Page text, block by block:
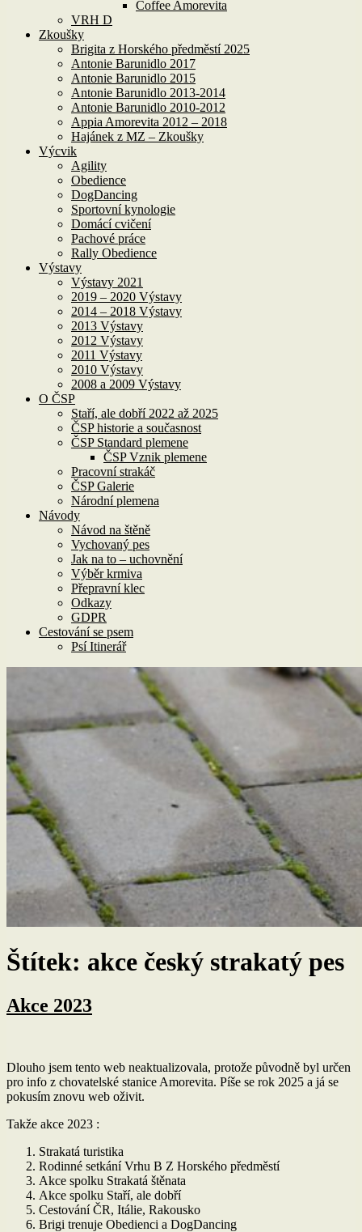
Coffee Amorevita
VRH D
Zkoušky
Brigita z Horského předměstí 2025
Antonie Barunidlo 2017
Antonie Barunidlo 2015
Antonie Barunidlo 2013-2014
Antonie Barunidlo 2010-2012
Appia Amorevita 2012 – 2018
Hajánek z MZ – Zkoušky
Výcvik
Agility
Obedience
DogDancing
Sportovní kynologie
Domácí cvičení
Pachové práce
Rally Obedience
Výstavy
Výstavy 2021
2019 – 2020 Výstavy
2014 – 2018 Výstavy
2013 Výstavy
2012 Výstavy
2011 Výstavy
2010 Výstavy
2008 a 2009 Výstavy
O ČSP
Staří, ale dobří 2022 až 2025
ČSP historie a současnost
ČSP Standard plemene
ČSP Vznik plemene
Pracovní strakáč
ČSP Galerie
Národní plemena
Návody
Návod na štěně
Vychovaný pes
Jak na to – uchovnění
Výběr krmiva
Přepravní klec
Odkazy
GDPR
Cestování se psem
Psí Itinerář
Štítek: akce český strakatý pes
Akce 2023
Dlouho jsem tento web neaktualizovala, protože původně byl určen
pro info z chovatelské stanice Amorevita. Píše se rok 2025 a já se
pokusím znovu web oživit.
Takže akce 2023 :
Strakatá turistika
Rodinné setkání Vrhu B Z Horského předměstí
Akce spolku Strakatá štěnata
Akce spolku Staří, ale dobří
Cestování ČR, Itálie, Rakousko
Brigi trenuje Obedienci a DogDancing